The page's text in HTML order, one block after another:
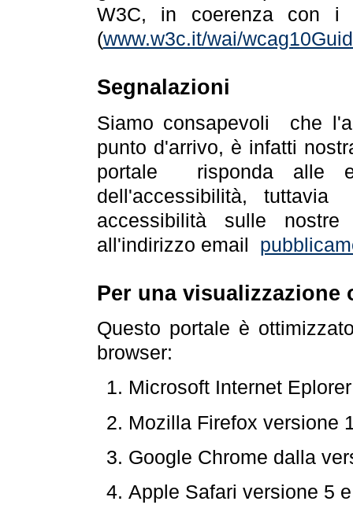
W3C, in coerenza con i
(www.w3c.it/wai/
Segnalazioni
Siamo consapevoli che
punto d'arrivo, è infatti
portale risponda alle
dell'accessibilità,
accessibilità sulle
all'indirizzo email
Per una visualizzazione
Questo portale è
browser:
Microsoft Internet
Mozilla Firefox versione
Google Chrome dalla
Apple Safari versione 5